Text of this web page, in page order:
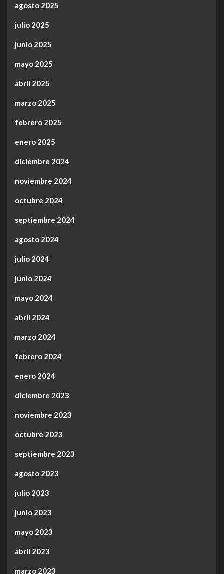
agosto 2025
julio 2025
junio 2025
mayo 2025
abril 2025
marzo 2025
febrero 2025
enero 2025
diciembre 2024
noviembre 2024
octubre 2024
septiembre 2024
agosto 2024
julio 2024
junio 2024
mayo 2024
abril 2024
marzo 2024
febrero 2024
enero 2024
diciembre 2023
noviembre 2023
octubre 2023
septiembre 2023
agosto 2023
julio 2023
junio 2023
mayo 2023
abril 2023
marzo 2023